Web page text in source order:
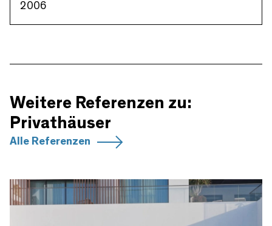
2006
Weitere Referenzen zu:
Privathäuser
Alle Referenzen